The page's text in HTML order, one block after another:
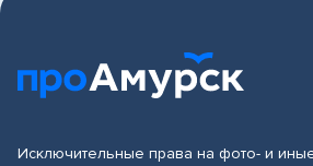
Исключительные права на фото- и